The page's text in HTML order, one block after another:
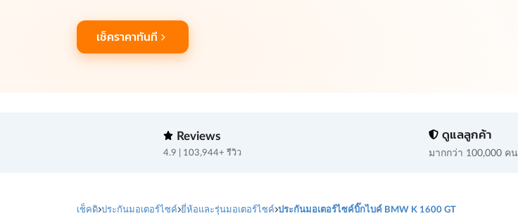
เช็คราคาทันที
Reviews
4.9 | 103,944+ รีวิว
ดูแลลูกค้า
มากกว่า 100,000 คน
เช็คดิ ประกันมอเตอร์ไซค์ ยี่ห้อและรุ่นมอเตอร์ไซค์ ประกันมอเตอร์ไซค์บิ๊กไบค์ BMW K 1600 GT